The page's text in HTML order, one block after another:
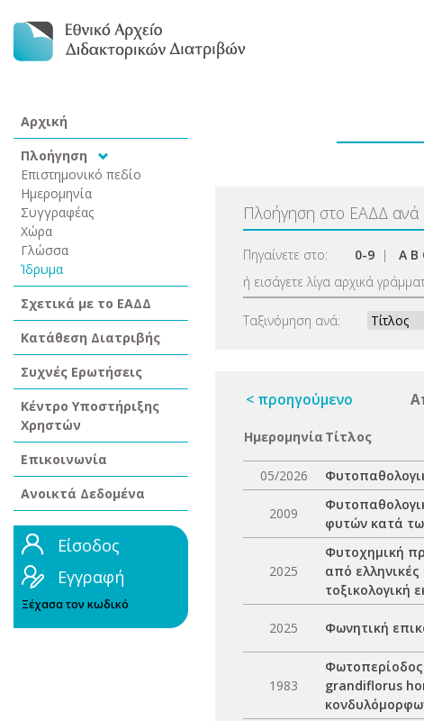
Αρχική
Πλοήγηση
Επιστημονικό πεδίο
Ημερομηνία
Συγγραφέας
Χώρα
Γλώσσα
Ίδρυμα
Σχετικά με το ΕΑΔΔ
Κατάθεση Διατριβής
Συχνές Ερωτήσεις
Κέντρο Υποστήριξης
Χρηστών
Επικοινωνία
Ανοικτά Δεδομένα
Είσοδος
Εγγραφή
Ξέχασα τον κωδικό
Πλοήγηση στο ΕΑΔΔ ανά
Πηγαίνετε στο: 0-9 | A B
ή εισάγετε λίγα αρχικά
Ταξινόμηση ανά:
< προηγούμενο
Ημερομηνία Τίτλος
05/2026
2009
φυτών κατά
2025
Φυτοχημική
από
τοξικολογική
2025 Φωνητική
1983
grandiflorus